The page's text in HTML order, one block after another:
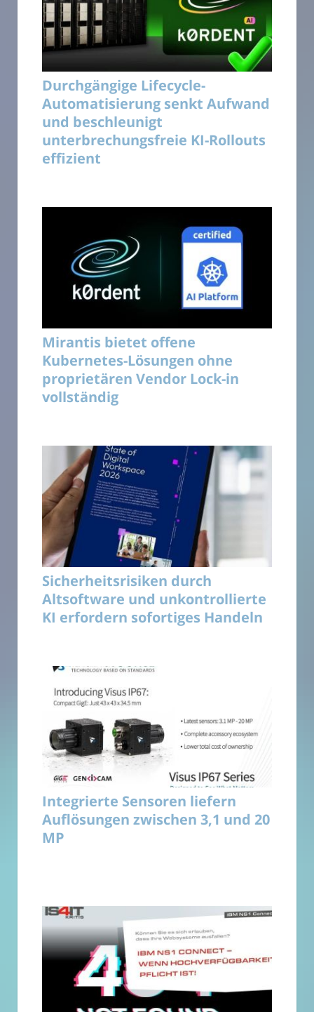
Durchgängige Lifecycle-
Automatisierung senkt Aufwand
und beschleunigt
unterbrechungsfreie KI-Rollouts
effizient
Mirantis bietet offene
Kubernetes-Lösungen ohne
proprietären Vendor Lock-in
vollständig
Sicherheitsrisiken durch
Altsoftware und unkontrollierte
KI erfordern sofortiges Handeln
Integrierte Sensoren liefern
Auflösungen zwischen 3,1 und 20
MP